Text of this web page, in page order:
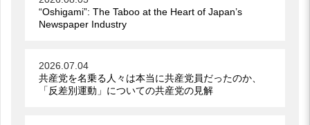
“Oshigami”: The Taboo at the Heart of Japan’s
Newspaper Industry
2026.07.04
共産党を名乗る人々は本当に共産党員だったのか、
「反差別運動」についての共産党の見解